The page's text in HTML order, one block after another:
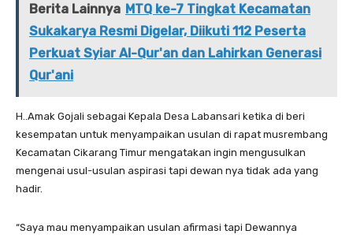
Berita Lainnya MTQ ke-7 Tingkat Kecamatan
Sukakarya Resmi Digelar, Diikuti 112 Peserta
Perkuat Syiar Al-Qur'an dan Lahirkan Generasi
Qur'ani
H..Amak Gojali sebagai Kepala Desa Labansari ketika di beri
kesempatan untuk menyampaikan usulan di rapat musrembang
Kecamatan Cikarang Timur mengatakan ingin mengusulkan
mengenai usul-usulan aspirasi tapi dewan nya tidak ada yang
hadir.
“Saya mau menyampaikan usulan afirmasi tapi Dewannya